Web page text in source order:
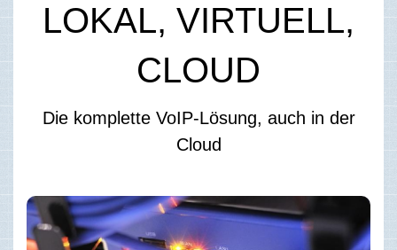
LOKAL, VIRTUELL,
CLOUD
Die komplette VoIP-Lösung, auch in der
Cloud